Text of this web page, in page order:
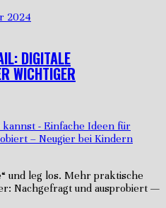
2024
DIGITALE
WICHTIGER
- Einfache Ideen für
– Neugier bei Kindern
und leg los. Mehr praktische
Nachgefragt und ausprobiert —